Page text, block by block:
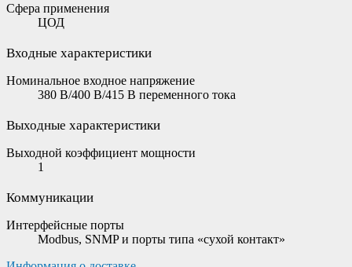
Сфера применения
ЦОД
Входные характеристики
Номинальное входное напряжение
380 В/400 В/415 В переменного тока
Выходные характеристики
Выходной коэффициент мощности
1
Коммуникации
Интерфейсные порты
Modbus, SNMP и порты типа «сухой контакт»